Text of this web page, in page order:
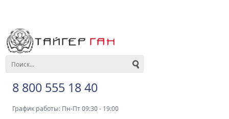
8 800 555 18 40
График работы: Пн-Пт 09:30 - 19:00